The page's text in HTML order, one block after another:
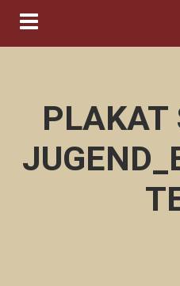
Navigation ein-/ausblenden
PLAKAT